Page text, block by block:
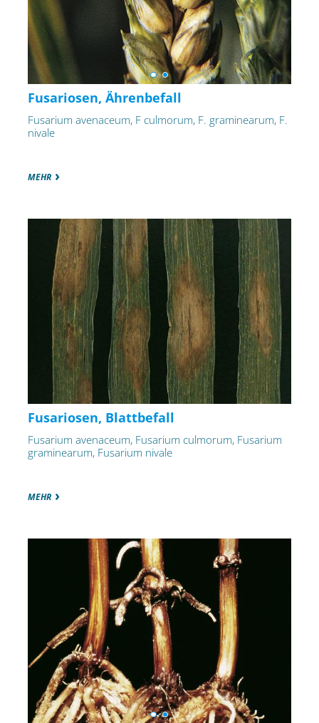
Fusariosen, Ährenbefall
Fusarium avenaceum, F culmorum, F. graminearum, F.
nivale
MEHR
Fusariosen, Blattbefall
Fusarium avenaceum, Fusarium culmorum, Fusarium
graminearum, Fusarium nivale
MEHR